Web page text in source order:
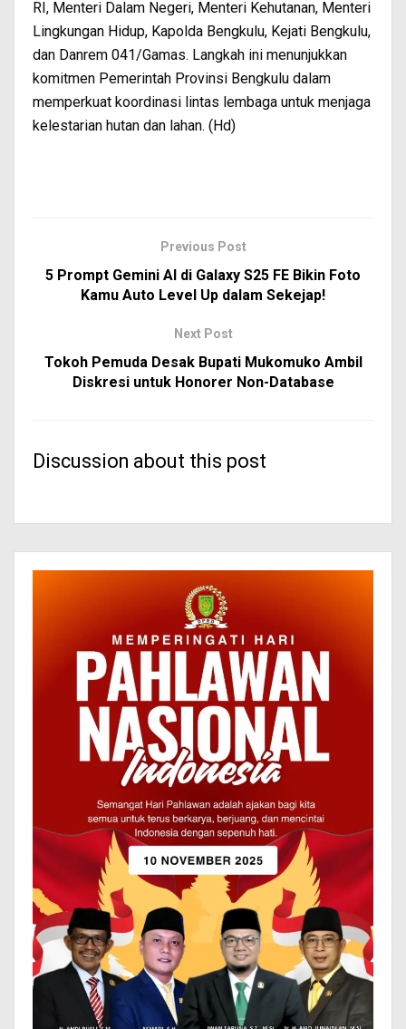
RI, Menteri Dalam Negeri, Menteri Kehutanan, Menteri
Lingkungan Hidup, Kapolda Bengkulu, Kejati Bengkulu,
dan Danrem 041/Gamas. Langkah ini menunjukkan
komitmen Pemerintah Provinsi Bengkulu dalam
memperkuat koordinasi lintas lembaga untuk menjaga
kelestarian hutan dan lahan. (Hd)
Previous Post
5 Prompt Gemini AI di Galaxy S25 FE Bikin Foto
Kamu Auto Level Up dalam Sekejap!
Next Post
Tokoh Pemuda Desak Bupati Mukomuko Ambil
Diskresi untuk Honorer Non-Database
Discussion about this post